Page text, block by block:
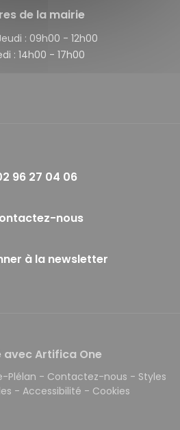
de la mairie
: 09h00 - 12h00
: 14h00 - 17h00
96 27 04 06
nous
à la newsletter
avec Artifica One
Plélan - Contactez-nous - Styles
- Accessibilité - Cookies